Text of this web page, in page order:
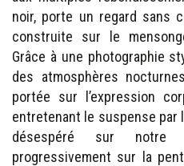
noir, porte un regard sans
construite sur le
Grâce à une photographie
des atmosphères
portée sur l’expression
entretenant le suspense par
désespéré sur notre
progressivement sur la